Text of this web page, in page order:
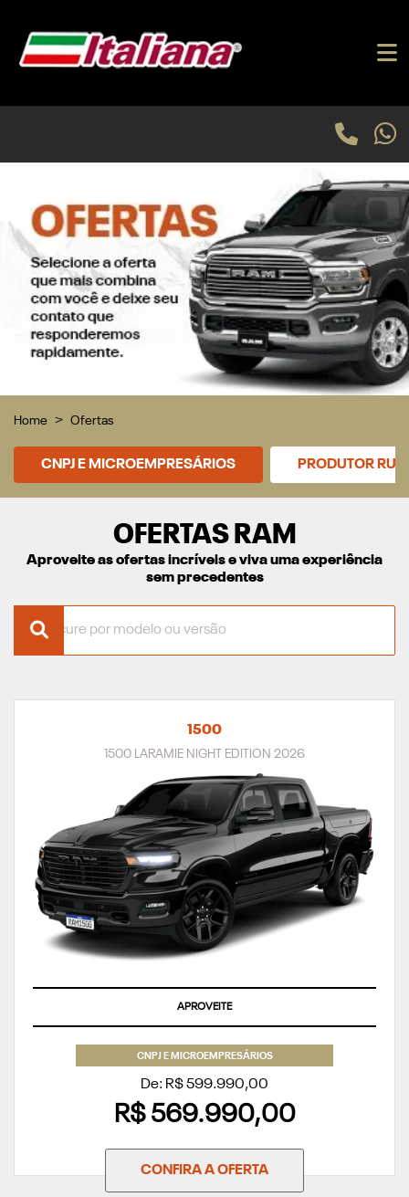
Home Ofertas
CNPJ E MICROEMPRESÁRIOS PRODUTOR
OFERTAS RAM
Aproveite as ofertas incríveis e viva uma experiência
sem precedentes
1500
1500 LARAMIE NIGHT EDITION 2026
APROVEITE
CNPJ E MICROEMPRESÁRIOS
De: R$ 599.990,00
R$ 569.990,00
CONFIRA A OFERTA